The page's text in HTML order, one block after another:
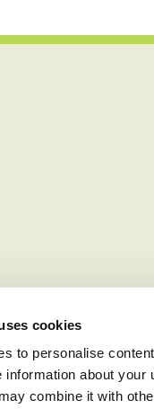
cookies
to personalise
information about
combine it with